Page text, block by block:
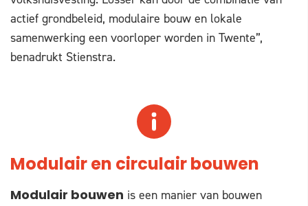
actief grondbeleid, modulaire bouw en lokale
samenwerking een voorloper worden in Twente”,
benadrukt Stienstra.
Modulair en circulair bouwen
Modulair bouwen is een manier van bouwen